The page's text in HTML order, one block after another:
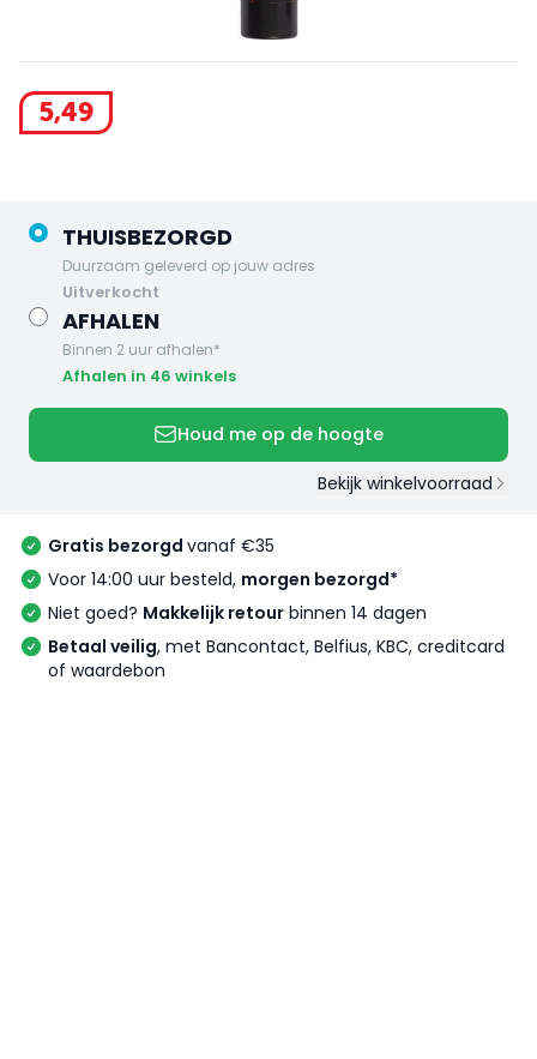
5,49
THUISBEZORGD
Duurzaam geleverd op jouw adres
uitverkocht
AFHALEN
Binnen 2 uur afhalen*
Afhalen in 46 winkels
Houd me op de hoogte
Bekijk winkelvoorraad
Gratis bezorgd vanaf €35
Voor 14:00 uur besteld, morgen bezorgd*
Niet goed? Makkelijk retour binnen 14 dagen
Betaal veilig, met Bancontact, Belfius, KBC, creditcard
of waardebon